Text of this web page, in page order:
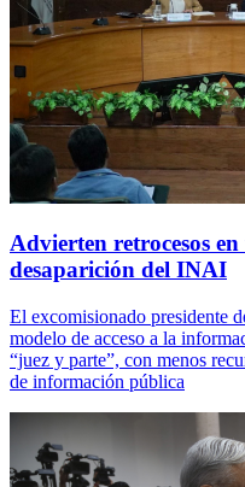
Advierten retrocesos
desaparición del INAI
El excomisionado presidente
modelo de acceso a la
“juez y parte”, con menos
de información pública